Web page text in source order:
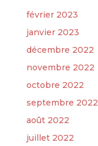
février 2023
janvier 2023
décembre 2022
novembre 2022
octobre 2022
septembre 2022
août 2022
juillet 2022